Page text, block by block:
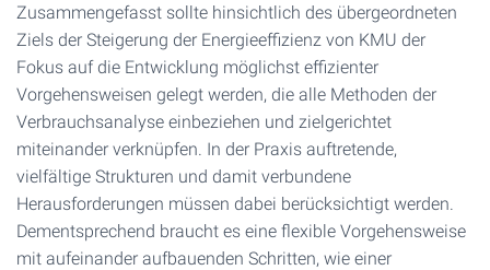
Zusammengefasst sollte hinsichtlich des übergeordneten
Ziels der Steigerung der Energieeffizienz von KMU der
Fokus auf die Entwicklung möglichst effizienter
Vorgehensweisen gelegt werden, die alle Methoden der
Verbrauchsanalyse einbeziehen und zielgerichtet
miteinander verknüpfen. In der Praxis auftretende,
vielfältige Strukturen und damit verbundene
Herausforderungen müssen dabei berücksichtigt werden.
Dementsprechend braucht es eine flexible Vorgehensweise
mit aufeinander aufbauenden Schritten, wie einer